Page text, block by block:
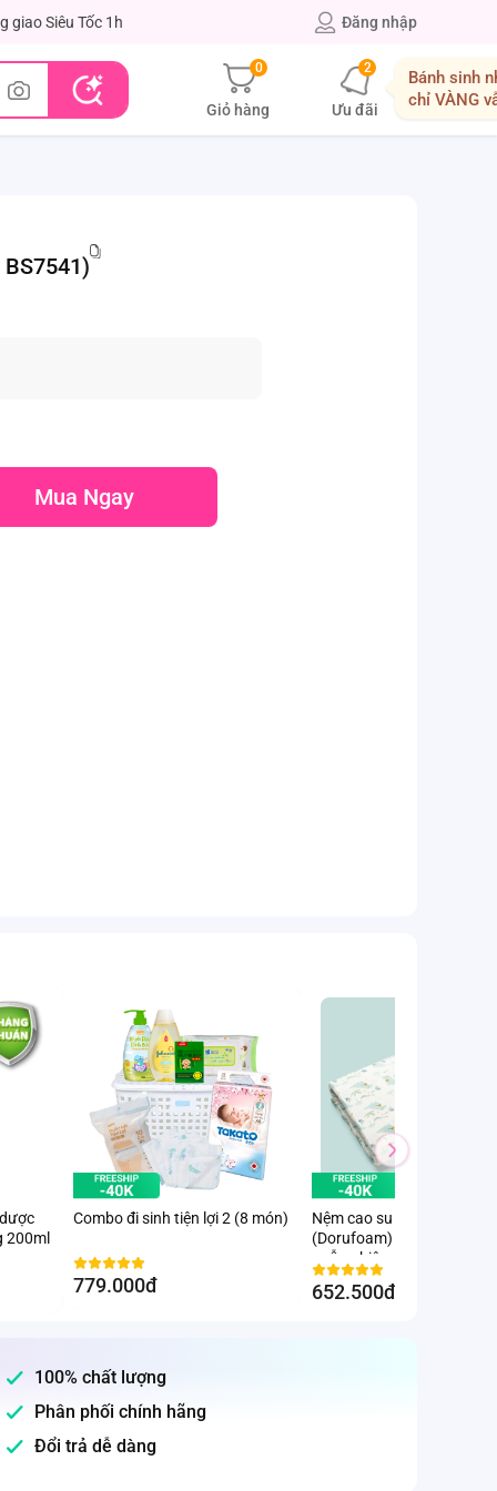
giao Siêu Tốc 1h Đăng nhập
0
Giỏ hàng
2
Ưu đãi
Bánh sinh
chỉ VÀNG
Mua Ngay
200ml
Combo đi sinh tiện lợi 2 (8 món)
779.000đ
Nệm cao su thiên nhiên
(Dorufoam) - Giao hoạ tiết
ngẫu nhiên
652.500đ
100% chất lượng
Phân phối chính hãng
Đổi trả dễ dàng